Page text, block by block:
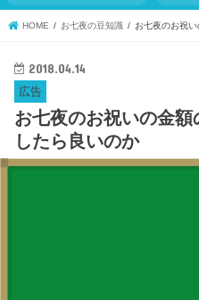
HOME お七夜の豆知識 お七夜のお祝
2018.04.14
広告
お七夜のお祝いの金
したら良いのか